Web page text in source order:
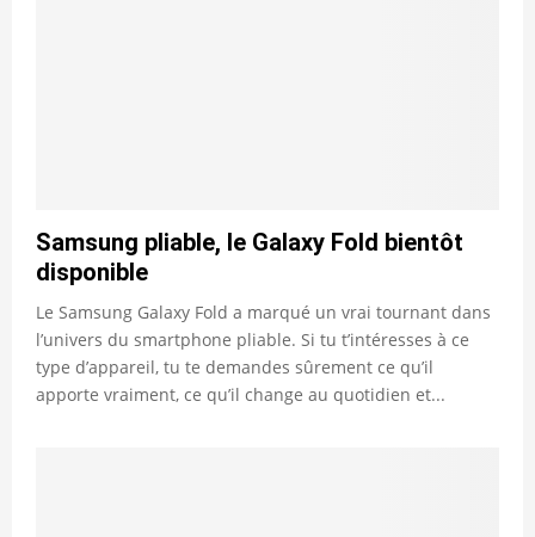
Samsung pliable, le Galaxy Fold bientôt
disponible
Le Samsung Galaxy Fold a marqué un vrai tournant dans
l’univers du smartphone pliable. Si tu t’intéresses à ce
type d’appareil, tu te demandes sûrement ce qu’il
apporte vraiment, ce qu’il change au quotidien et...